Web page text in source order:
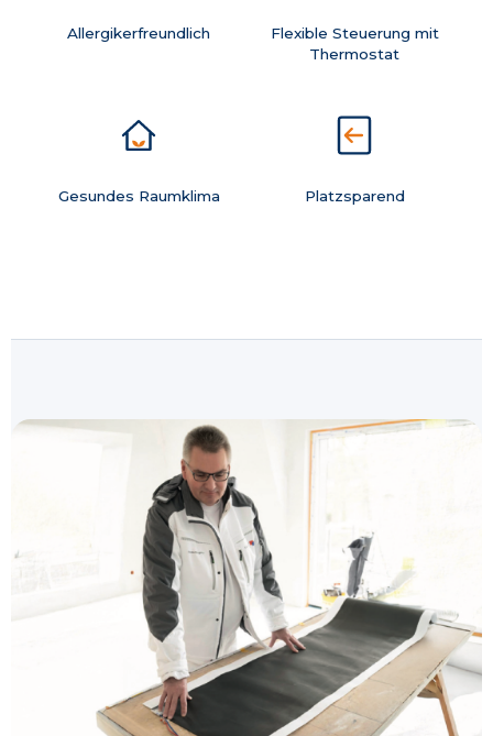
Allergikerfreundlich
Flexible Steuerung mit
Thermostat
Gesundes Raumklima Platzsparend